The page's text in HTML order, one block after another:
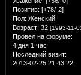
Позитив: [+78/-2]
Пол: Женский
Возраст: 32 [1993-11-
Провел на форуме:
4 дня 1 час
Последний визит:
2013-02-25 21:43:22